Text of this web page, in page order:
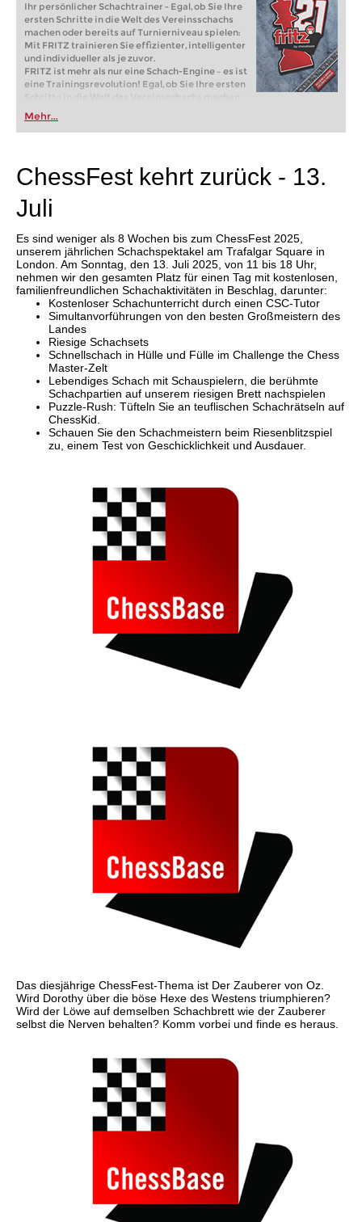
Ihr persönlicher Schachtrainer - Egal, ob Sie Ihre
ersten Schritte in die Welt des Vereinsschachs
machen oder bereits auf Turnierniveau spielen:
Mit FRITZ trainieren Sie effizienter, intelligenter
und individueller als je zuvor.
FRITZ ist mehr als nur eine Schach-Engine – es ist
eine Trainingsrevolution! Egal, ob Sie Ihre ersten
Schritte in die Welt des Vereinsschachs machen
oder bereits auf Turnierniveau spielen: Mit
FRITZ trainieren Sie effizienter, intelligenter und
individueller als je zuvor.
Mehr...
ChessFest kehrt zurück - 13.
Juli
Es sind weniger als 8 Wochen bis zum ChessFest 2025,
unserem jährlichen Schachspektakel am Trafalgar Square in
London. Am Sonntag, den 13. Juli 2025, von 11 bis 18 Uhr,
nehmen wir den gesamten Platz für einen Tag mit kostenlosen,
familienfreundlichen Schachaktivitäten in Beschlag, darunter:
Kostenloser Schachunterricht durch einen CSC-Tutor
Simultanvorführungen von den besten Großmeistern des
Landes
Riesige Schachsets
Schnellschach in Hülle und Fülle im Challenge the Chess
Master-Zelt
Lebendiges Schach mit Schauspielern, die berühmte
Schachpartien auf unserem riesigen Brett nachspielen
Puzzle-Rush: Tüfteln Sie an teuflischen Schachrätseln auf
ChessKid.
Schauen Sie den Schachmeistern beim Riesenblitzspiel
zu, einem Test von Geschicklichkeit und Ausdauer.
Das diesjährige ChessFest-Thema ist Der Zauberer von Oz.
Wird Dorothy über die böse Hexe des Westens triumphieren?
Wird der Löwe auf demselben Schachbrett wie der Zauberer
selbst die Nerven behalten? Komm vorbei und finde es heraus.